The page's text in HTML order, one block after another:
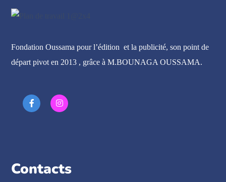
Fondation Oussama pour l’édition et la publicité, son point de
départ pivot en 2013 , grâce à M.BOUNAGA OUSSAMA.
Contacts